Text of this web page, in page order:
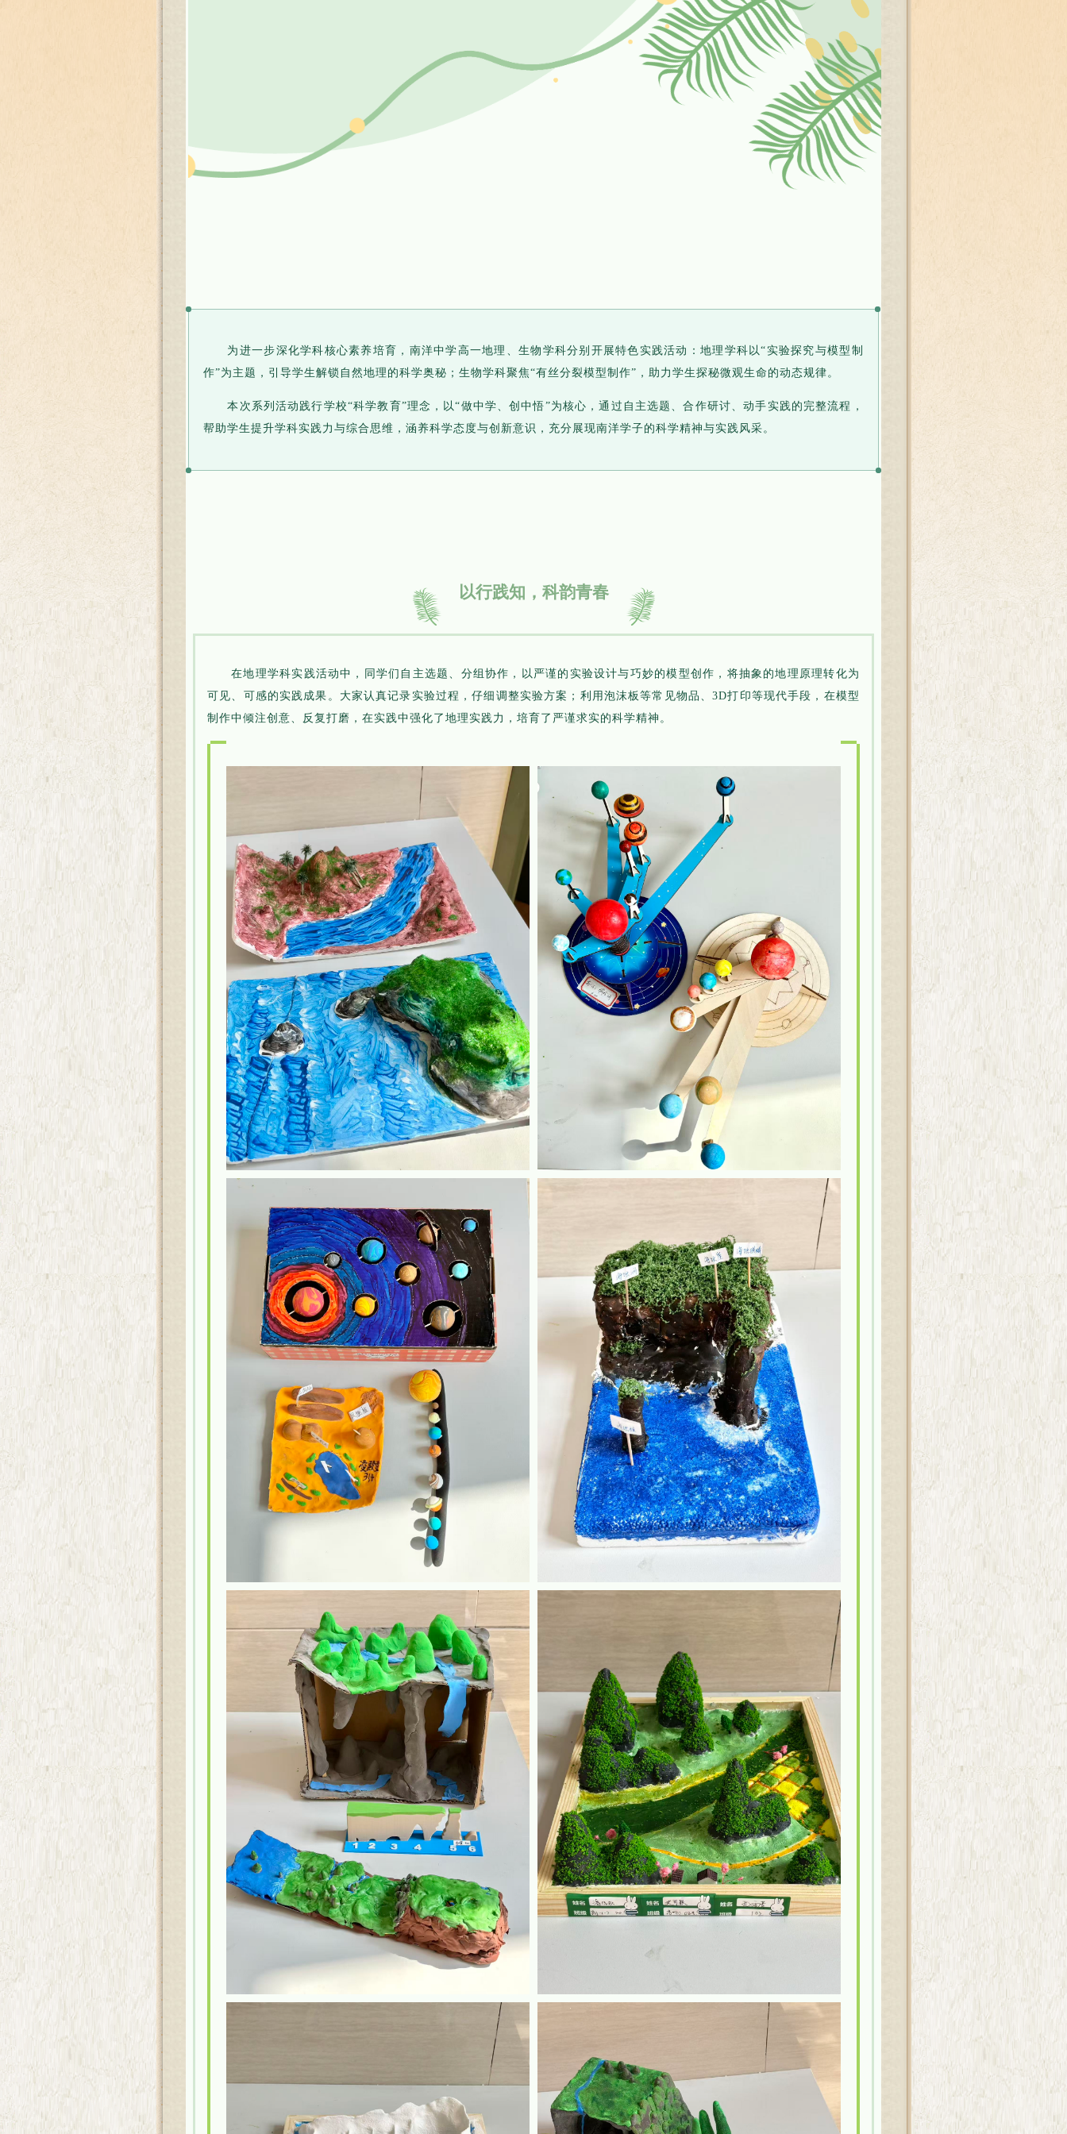
为进一步深化学科核心素养培育，南洋中学高一地理、生物学科分别开展特色实践活动：地理学科以“实验探究与模型制
作”为主题，引导学生解锁自然地理的科学奥秘；生物学科聚焦“有丝分裂模型制作”，助力学生探秘微观生命的动态规律。
本次系列活动践行学校“科学教育”理念，以“做中学、创中悟”为核心，通过自主选题、合作研讨、动手实践的完整流程，
帮助学生提升学科实践力与综合思维，涵养科学态度与创新意识，充分展现南洋学子的科学精神与实践风采。
以行践知，科韵青春
在地理学科实践活动中，同学们自主选题、分组协作，以严谨的实验设计与巧妙的模型创作，将抽象的地理原理转化为
可见、可感的实践成果。大家认真记录实验过程，仔细调整实验方案；利用泡沫板等常见物品、3D打印等现代手段，在模型
制作中倾注创意、反复打磨，在实践中强化了地理实践力，培育了严谨求实的科学精神。